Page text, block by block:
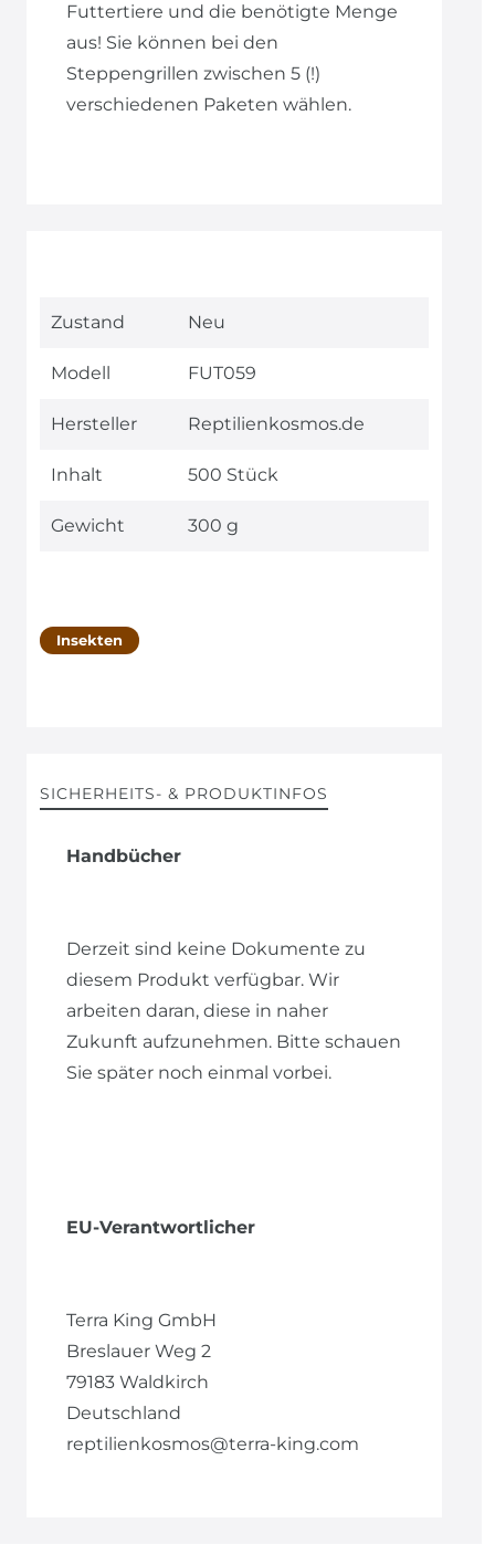
Futtertiere und die benötigte Menge
aus! Sie können bei den
Steppengrillen zwischen 5 (!)
verschiedenen Paketen wählen.
Technisches
Wert
Zustand Neu
Modell FUT059
Hersteller Reptilienkosmos.de
Inhalt 500 Stück
Gewicht 300 g
Insekten
SICHERHEITS- & PRODUKTINFOS
Handbücher
Derzeit sind keine Dokumente zu
diesem Produkt verfügbar. Wir
arbeiten daran, diese in naher
Zukunft aufzunehmen. Bitte schauen
Sie später noch einmal vorbei.
EU-Verantwortlicher
Terra King GmbH
Breslauer Weg 2
79183 Waldkirch
Deutschland
reptilienkosmos@terra-king.com